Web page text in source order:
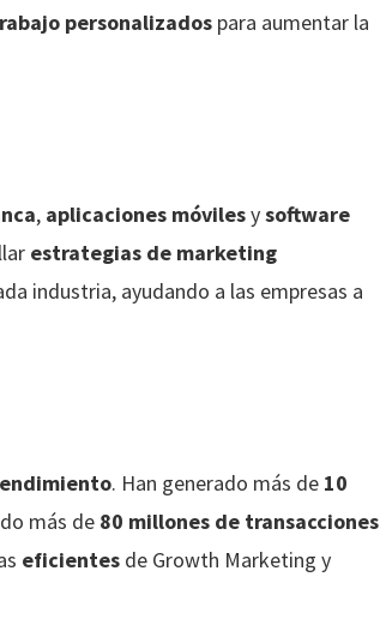
personalizados para aumentar la
, aplicaciones móvilesysoftware
estrategias de marketing
industria, ayudando a las empresas a
. Han generado más de 10
más de 80 millones de transacciones
eficientes de Growth Marketing y